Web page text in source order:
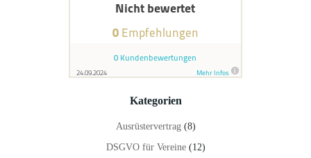
Kategorien
Ausrüstervertrag(8)
DSGVO für Vereine(12)